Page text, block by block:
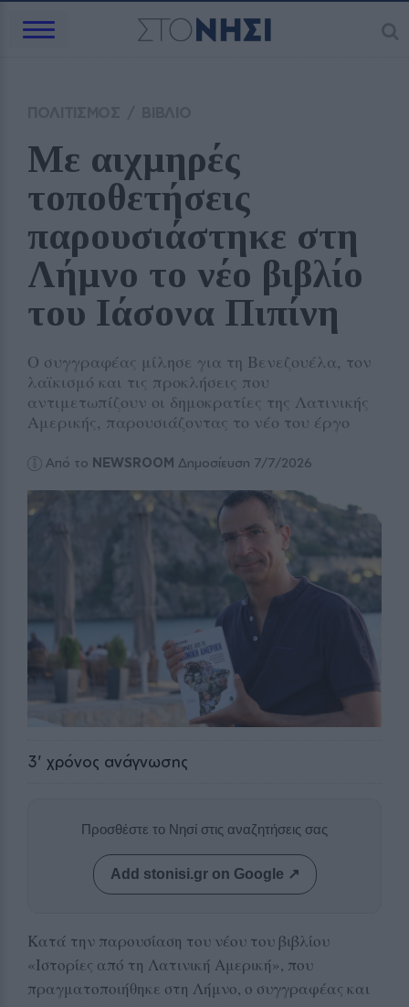
Με αιχμηρές
τοποθετήσεις
παρουσιάστηκε στη
Λήμνο το νέο βιβλίο
του Ιάσονα Πιπίνη
Ο συγγραφέας μίλησε για τη Βενεζουέλα, τον
λαϊκισμό και τις προκλήσεις που
αντιμετωπίζουν οι δημοκρατίες της Λατινικής
Αμερικής, παρουσιάζοντας το νέο του έργο
Από το NEWSROOM Δημοσίευση 7/7/2026
3' χρόνος ανάγνωσης
Προσθέστε το Νησί στις αναζητήσεις σας
Add stonisi.gr on Google ↗
Κατά την παρουσίαση του νέου του βιβλίου
«Ιστορίες από τη Λατινική Αμερική», που
πραγματοποιήθηκε στη Λήμνο, ο συγγραφέας και